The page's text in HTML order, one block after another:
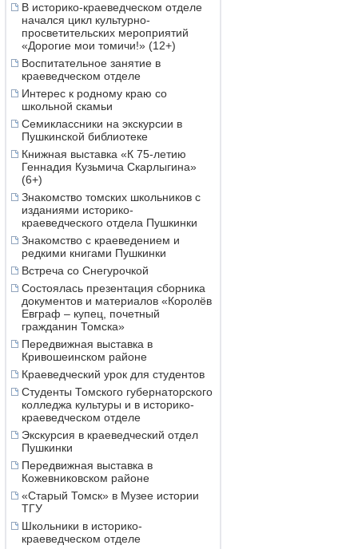
В историко-краеведческом отделе
начался цикл культурно-
просветительских мероприятий
«Дорогие мои томичи!» (12+)
Воспитательное занятие в
краеведческом отделе
Интерес к родному краю со
школьной скамьи
Семиклассники на экскурсии в
Пушкинской библиотеке
Книжная выставка «К 75-летию
Геннадия Кузьмича Скарлыгина»
(6+)
Знакомство томских школьников с
изданиями историко-
краеведческого отдела Пушкинки
Знакомство с краеведением и
редкими книгами Пушкинки
Встреча со Снегурочкой
Состоялась презентация сборника
документов и материалов «Королёв
Евграф – купец, почетный
гражданин Томска»
Передвижная выставка в
Кривошеинском районе
Краеведческий урок для студентов
Студенты Томского губернаторского
колледжа культуры и в историко-
краеведческом отделе
Экскурсия в краеведческий отдел
Пушкинки
Передвижная выставка в
Кожевниковском районе
«Старый Томск» в Музее истории
ТГУ
Школьники в историко-
краеведческом отделе